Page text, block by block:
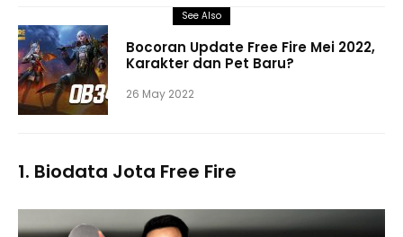
See Also
Bocoran Update Free Fire Mei 2022,
Karakter dan Pet Baru?
26 May 2022
1. Biodata Jota Free Fire